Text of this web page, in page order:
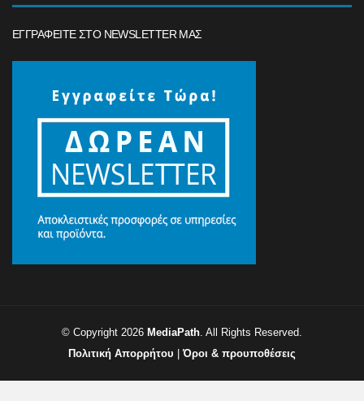
ΕΓΓΡΑΦΕΊΤΕ ΣΤΟ NEWSLETTER ΜΑΣ
© Copyright 2026 MediaPath. All Rights Reserved.
Πολιτική Απορρήτου |Όροι & προυποθέσεις